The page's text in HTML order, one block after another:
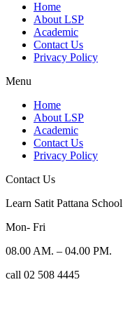
Home
About LSP
Academic
Contact Us
Privacy Policy
Menu
Home
About LSP
Academic
Contact Us
Privacy Policy
Contact Us
Learn Satit Pattana School
Mon- Fri
08.00 AM. – 04.00 PM.
call 02 508 4445